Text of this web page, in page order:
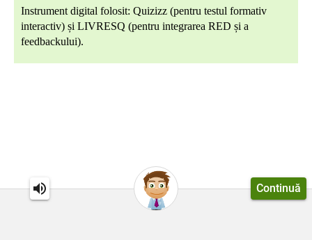
Continuă
Instrument digital folosit: Quizizz (pentru testul formativ
interactiv) și LIVRESQ (pentru integrarea RED și a
feedbackului).